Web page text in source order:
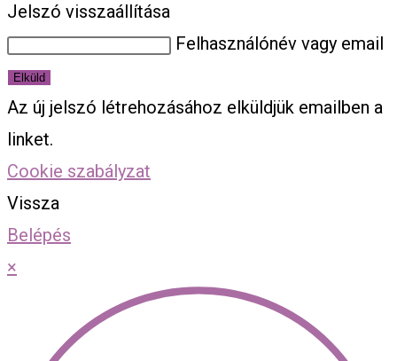
Jelszó visszaállítása
Felhasználónév vagy email
Elküld
Az új jelszó létrehozásához elküldjük emailben a
linket.
Cookie szabályzat
Vissza
Belépés
×